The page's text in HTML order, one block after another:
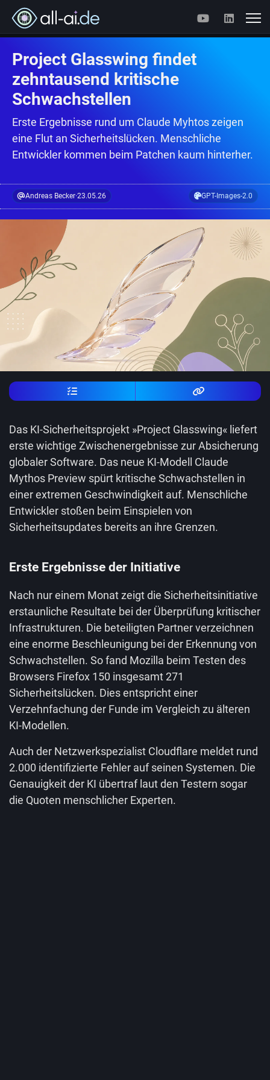
Project Glasswing findet
zehntausend kritische
Schwachstellen
Erste Ergebnisse rund um Claude Myhtos zeigen
eine Flut an Sicherheitslücken. Menschliche
Entwickler kommen beim Patchen kaum hinterher.
Andreas Becker·23.05.26 GPT-Images-2.0
Das KI-Sicherheitsprojekt »Project Glasswing« liefert
erste wichtige Zwischenergebnisse zur Absicherung
globaler Software. Das neue KI-Modell Claude
Mythos Preview spürt kritische Schwachstellen in
einer extremen Geschwindigkeit auf. Menschliche
Entwickler stoßen beim Einspielen von
Sicherheitsupdates bereits an ihre Grenzen.
Erste Ergebnisse der Initiative
Nach nur einem Monat zeigt die Sicherheitsinitiative
erstaunliche Resultate bei der Überprüfung kritischer
Infrastrukturen. Die beteiligten Partner verzeichnen
eine enorme Beschleunigung bei der Erkennung von
Schwachstellen. So fand Mozilla beim Testen des
Browsers Firefox 150 insgesamt 271
Sicherheitslücken. Dies entspricht einer
Verzehnfachung der Funde im Vergleich zu älteren
KI-Modellen.
Auch der Netzwerkspezialist Cloudflare meldet rund
2.000 identifizierte Fehler auf seinen Systemen. Die
Genauigkeit der KI übertraf laut den Testern sogar
die Quoten menschlicher Experten.